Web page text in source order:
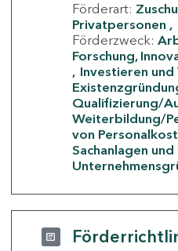
Förderart:
Privatpersonen
Förderzweck:
Forschung,
Investieren und
Qualifizierung/
Weiterbildung/
von
Sachanlagen